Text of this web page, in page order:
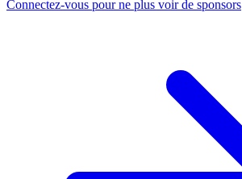
Connectez-vous pour ne plus voir de sponsors